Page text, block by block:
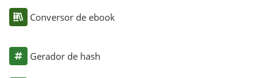
Conversor de ebook
Gerador de hash